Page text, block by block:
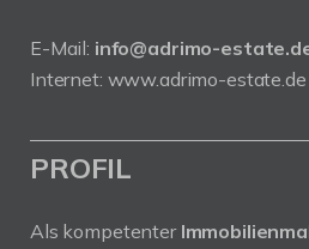
E-Mail: info@adrimo-
Internet: www.adrimo-estate.de
PROFIL
Als kompetenter